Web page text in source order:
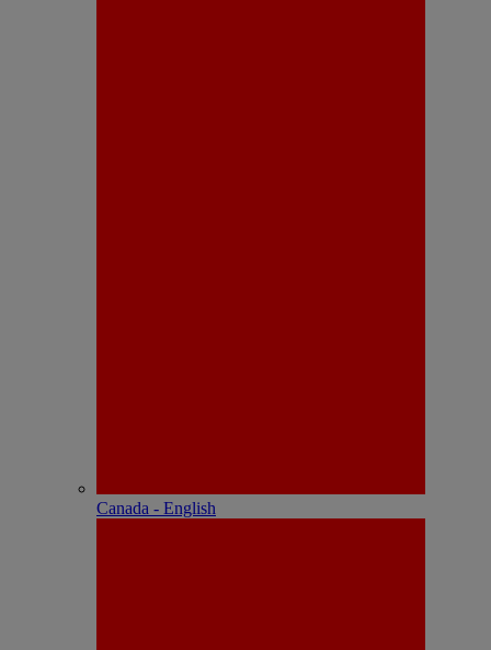
Canada - English